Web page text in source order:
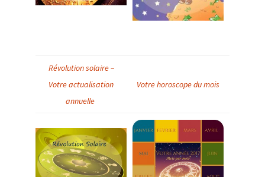
Révolution solaire –
Votre actualisation
annuelle
Votre horoscope du mois